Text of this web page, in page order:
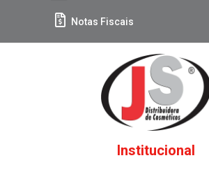
Notas Fiscais
Institucional